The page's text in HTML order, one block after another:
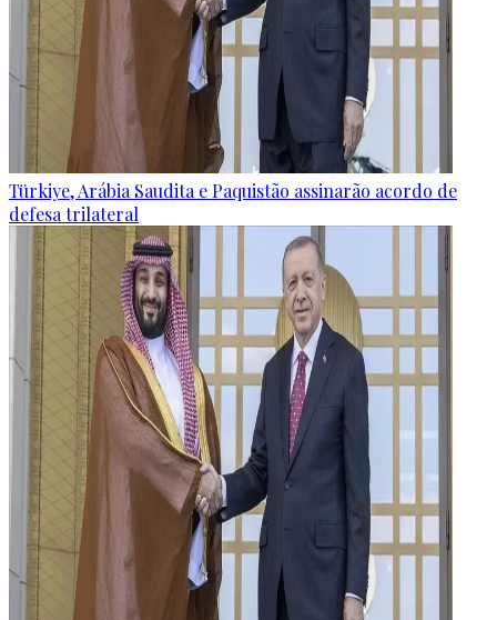
Türkiye, Arábia Saudita e Paquistão assinarão acordo de
defesa trilateral